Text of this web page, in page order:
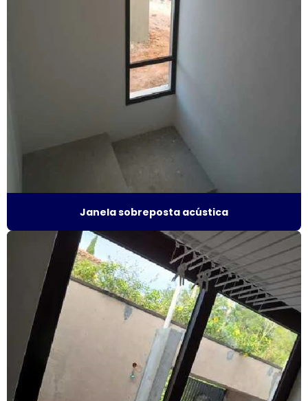
Fábrica esquadrias de alumínio
Fábrica de esquadrias de alumínio em são paulo
Fábrica de esquadrias de alumínio em sp
Fábrica de janela anti ruído
Fábrica de janela antirruído em são paulo
Fábrica de janela antirruído em sp
Fábrica de janela sobreposta de correr
Fábrica de janela sobreposta de correr em sp
Fábrica de janela sobreposta de giro
Janela sobreposta acústica